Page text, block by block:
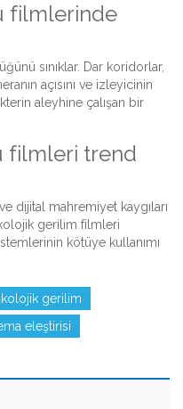
filmlerinde
sınıklar. Dar koridorlar,
açısını ve izleyicinin
aleyhine çalışan bir
filmleri trend
dijital mahremiyet kaygıları
gerilim filmleri
kötüye kullanımı
gerilim
eleştirisi